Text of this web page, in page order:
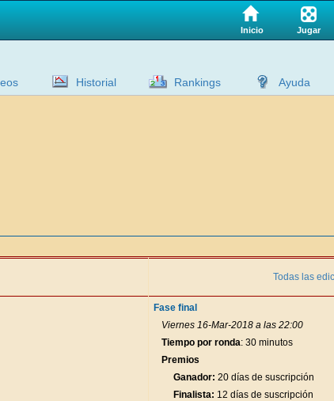
Inicio Jugar
Historial Rankings Ayuda
Todas las
Fase final
Viernes 16-Mar-2018 a las 22:00
Tiempo por ronda: 30 minutos
Premios
Ganador: 20 días de suscripción
Finalista: 12 días de suscripción